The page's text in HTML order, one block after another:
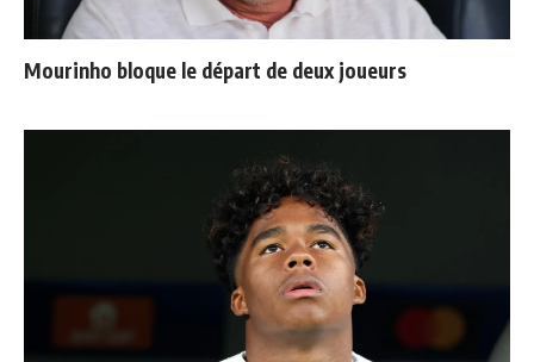
Mourinho bloque le départ de deux joueurs